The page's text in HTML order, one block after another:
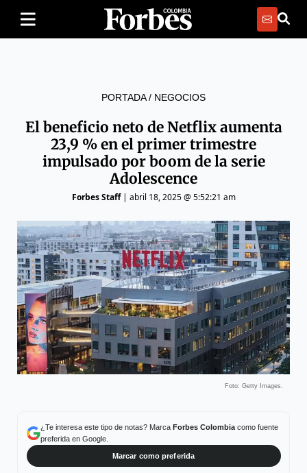
PORTADA/ NEGOCIOS
El beneficio neto de Netflix aumenta
23,9 % en el primer trimestre
impulsado por boom de la serie
Adolescence
Forbes Staff| abril 18, 2025 @ 5:52:21 am
Foto: Getty Images.
¿Te interesa este tipo de notas? Marca Forbes Colombiacomo fuente
preferida en Google.
Marcar como preferida